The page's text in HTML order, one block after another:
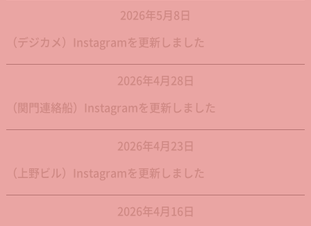
2026年5月8日
（デジカメ）Instagramを更新しました
2026年4月28日
（関門連絡船）Instagramを更新しました
2026年4月23日
（上野ビル）Instagramを更新しました
2026年4月16日